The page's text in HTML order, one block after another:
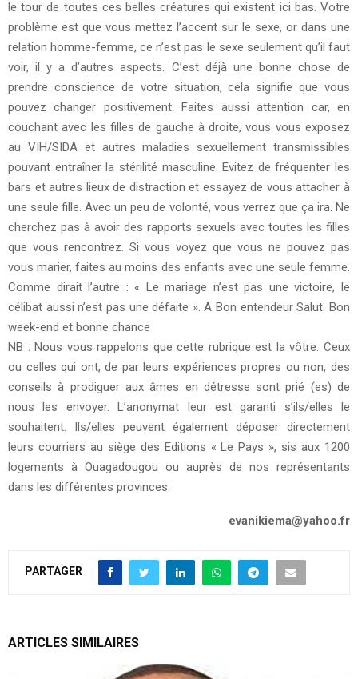
le tour de toutes ces belles créatures qui existent ici bas. Votre
problème est que vous mettez l’accent sur le sexe, or dans une
relation homme-femme, ce n’est pas le sexe seulement qu’il faut
voir, il y a d’autres aspects. C’est déjà une bonne chose de
prendre conscience de votre situation, cela signifie que vous
pouvez changer positivement. Faites aussi attention car, en
couchant avec les filles de gauche à droite, vous vous exposez
au VIH/SIDA et autres maladies sexuellement transmissibles
pouvant entraîner la stérilité masculine. Evitez de fréquenter les
bars et autres lieux de distraction et essayez de vous attacher à
une seule fille. Avec un peu de volonté, vous verrez que ça ira. Ne
cherchez pas à avoir des rapports sexuels avec toutes les filles
que vous rencontrez. Si vous voyez que vous ne pouvez pas
vous marier, faites au moins des enfants avec une seule femme.
Comme dirait l’autre : « Le mariage n’est pas une victoire, le
célibat aussi n’est pas une défaite ». A Bon entendeur Salut. Bon
week-end et bonne chance
NB : Nous vous rappelons que cette rubrique est la vôtre. Ceux
ou celles qui ont, de par leurs expériences propres ou non, des
conseils à prodiguer aux âmes en détresse sont prié (es) de
nous les envoyer. L’anonymat leur est garanti s’ils/elles le
souhaitent. Ils/elles peuvent également déposer directement
leurs courriers au siège des Editions « Le Pays », sis aux 1200
logements à Ouagadougou ou auprès de nos représentants
dans les différentes provinces.
evanikiema@yahoo.fr
PARTAGER
ARTICLES SIMILAIRES